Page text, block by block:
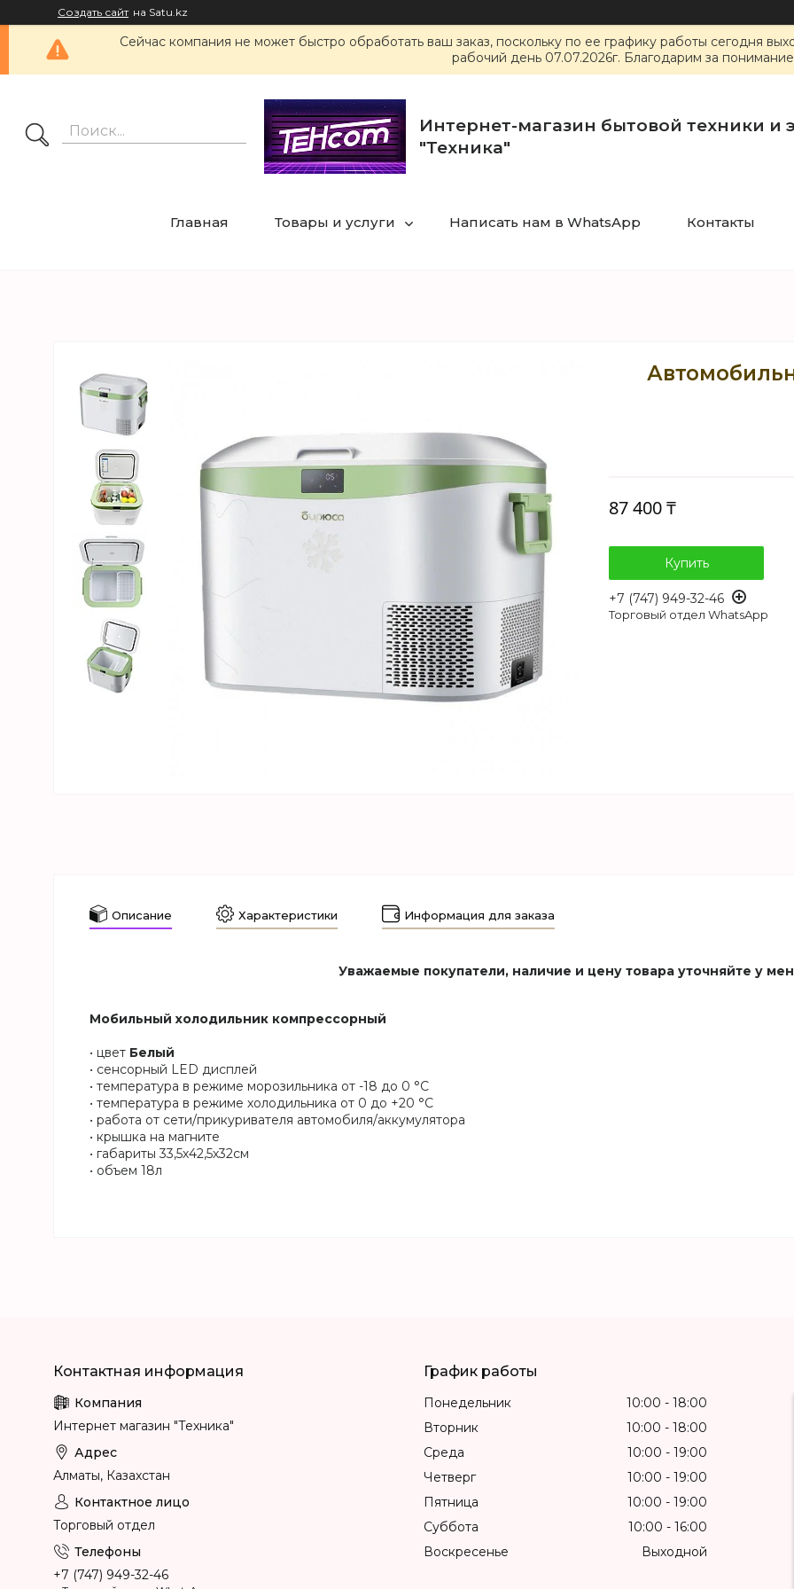
Создать сайт на Satu.kz
Сейчас компания не может быстро обработать ваш заказ, поскольку по ее графику работы сегодня
рабочий день 07.07.2026г. Благодарим за
Интернет-магазин бытовой техники и
"Техника"
Главная Товары и услуги Написать нам в WhatsApp Контакты
87 400 ₸
Купить
+7 (747) 949-32-46
Торговый отдел WhatsApp
Описание Характеристики Информация для заказа
Уважаемые покупатели, наличие и цену товара уточняйте у
Мобильный холодильник компрессорный
• цвет Белый
• сенсорный LED дисплей
• температура в режиме морозильника от -18 до 0 °C
• температура в режиме холодильника от 0 до +20 °C
• работа от сети/прикуривателя автомобиля/аккумулятора
• крышка на магните
• габариты 33,5х42,5х32см
• объем 18л
Интернет магазин "Техника"
Алматы, Казахстан
Торговый отдел
+7 (747) 949-32-46
График работы
Понедельник 10:00
18:00
Вторник
10:00
18:00
Среда
10:00
19:00
Четверг
10:00
19:00
Пятница
10:00
19:00
Суббота
10:00
16:00
Воскресенье
Выходной